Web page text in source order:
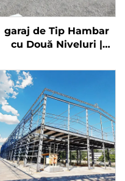
garaj de Tip Hambar
cu Două Niveluri |
Prefabricată | Kituri
pentru Clădiri din Oțel
| Clădire Prefabricată
din Oțel